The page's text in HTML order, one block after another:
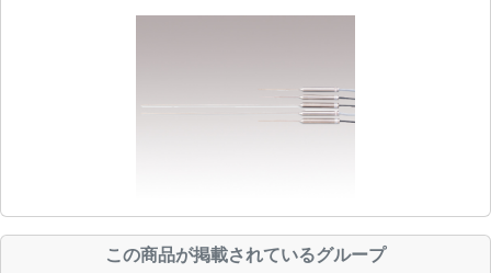
この商品が掲載されているグループ